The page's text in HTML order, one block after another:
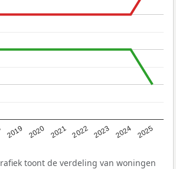
2019 2020 2021 2022 2023 2024 2025
toont de verdeling van woningen